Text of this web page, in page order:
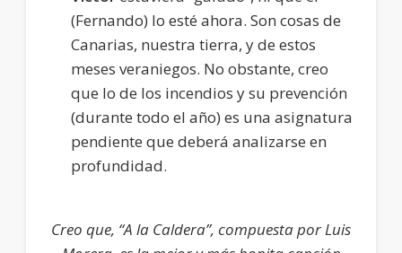
(Fernando) lo esté ahora. Son cosas de
Canarias, nuestra tierra, y de estos
meses veraniegos. No obstante, creo
que lo de los incendios y su prevención
(durante todo el año) es una asignatura
pendiente que deberá analizarse en
profundidad.
Creo que, “A la Caldera”, compuesta por Luis